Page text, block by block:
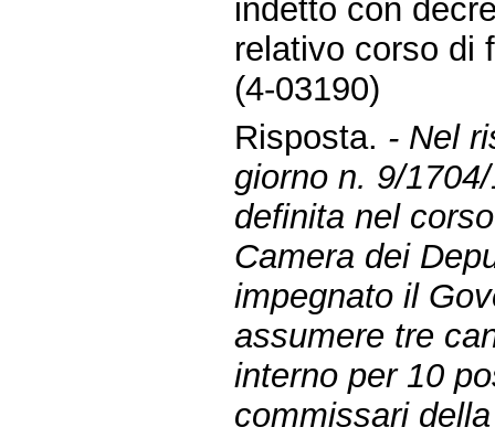
indetto con
relativo corso di
(4-03190)
Risposta. - Nel
giorno n. 9/
definita nel
Camera dei
impegnato il
assumere tre
interno per 10
commissari